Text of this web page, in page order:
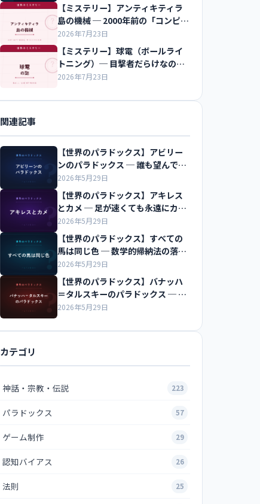
【ミステリー】アンティキティラ
島の機械 ─ 2000年前の「コンピュ
ータ」
2026年7月23日
【ミステリー】球電（ボールライ
トニング）─ 目撃者だらけなのに
再現できない光
2026年7月23日
関連記事
【世界のパラドックス】アビリー
ンのパラドックス ─ 誰も望んでい
ないのに全員が同意する
2026年5月29日
【世界のパラドックス】アキレス
とカメ ─ 足が速くても永遠にカメ
に追いつけない？
2026年5月29日
【世界のパラドックス】すべての
馬は同じ色 ─ 数学的帰納法の落と
し穴
2026年5月29日
【世界のパラドックス】バナッハ
＝タルスキーのパラドックス ─ 球
を分解すると2個に増える？
2026年5月29日
カテゴリ
神話・宗教・伝説 223
パラドックス 57
ゲーム制作 29
認知バイアス 26
法則 25